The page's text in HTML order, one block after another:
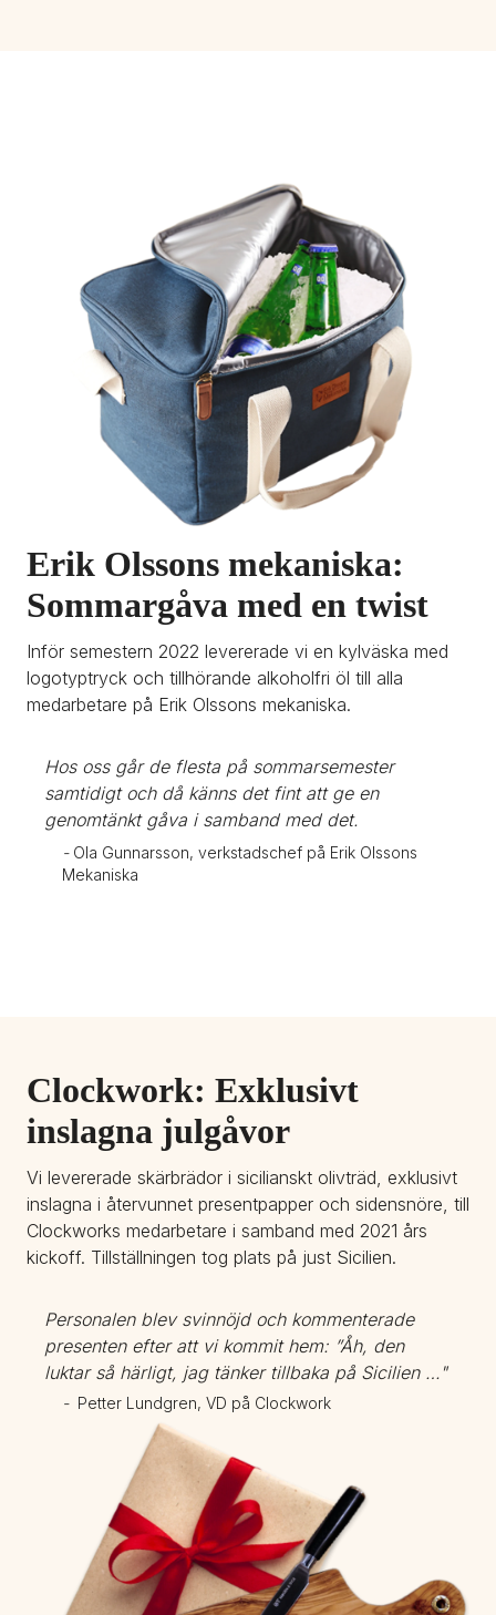
Erik Olssons mekaniska:
Sommargåva med en twist
Inför semestern 2022 levererade vi en kylväska med
logotyptryck och tillhörande alkoholfri öl till alla
medarbetare på Erik Olssons mekaniska.
Hos oss går de flesta på sommarsemester
samtidigt och då känns det fint att ge en
genomtänkt gåva i samband med det.
- Ola Gunnarsson, verkstadschef på Erik Olssons
Mekaniska
Clockwork: Exklusivt
inslagna julgåvor
Vi levererade skärbrädor i sicilianskt olivträd, exklusivt
inslagna i återvunnet presentpapper och sidensnöre, till
Clockworks medarbetare i samband med 2021 års
kickoff. Tillställningen tog plats på just Sicilien.
Personalen blev svinnöjd och kommenterade
presenten efter att vi kommit hem: ”Åh, den
luktar så härligt, jag tänker tillbaka på Sicilien …"
- Petter Lundgren, VD på Clockwork